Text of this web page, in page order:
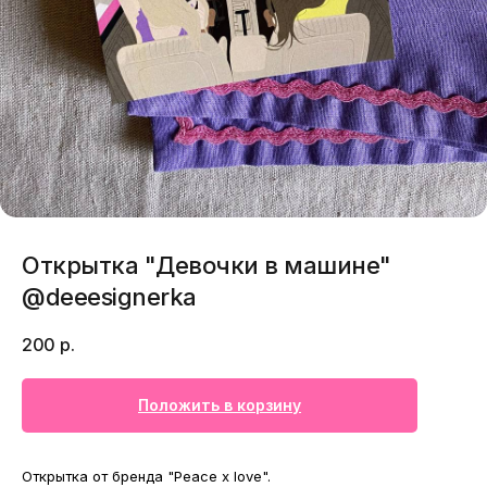
Открытка "Девочки в машине"
@deeesignerka
200 р.
Положить в корзину
Открытка от бренда "Peace x love".